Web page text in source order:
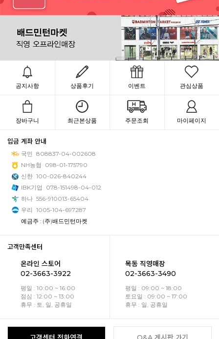
공지사항 상품후기 이벤트 관심상품
장바구니 최근본상품 주문조회 마이페이지
입금 계좌 안내
국민 808837-04-002608
NH농협
098-01-175790
신한 100-026-840244
IBK기업
078-151498-04-012
하나 556-910013-65404
우리 1005-104-697287
예금주 : (주)배드민턴마켓
고객만족센터
온라인 스토어
02-3663-3922
평일 : 10:00 ~ 16:00
점심 : 12:00 ~ 13:00
휴무 : 토, 일, 공휴일
목동 직영매장
02-3663-3490
평일 : 09:00 ~ 18:00
토요일 : 09:00 ~ 17:00
휴무 : 일, 공휴일